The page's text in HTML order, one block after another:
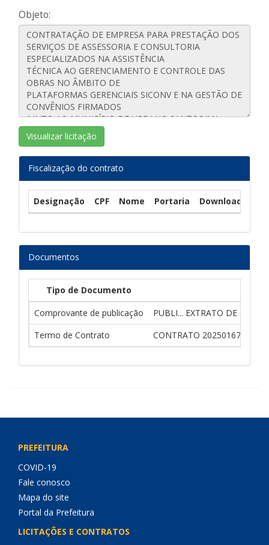
Objeto:
Visualizar licitação
Fiscalização do contrato
Designação CPF Nome Portaria Download
Documentos
Tipo de Documento
Comprovante de publicação
PUBLI... EXTRATO DE
Termo de Contrato
CONTRATO 20250167 PE
PREFEITURA
COVID-19
Fale conosco
Mapa do site
Portal da Prefeitura
LICITAÇÕES E CONTRATOS